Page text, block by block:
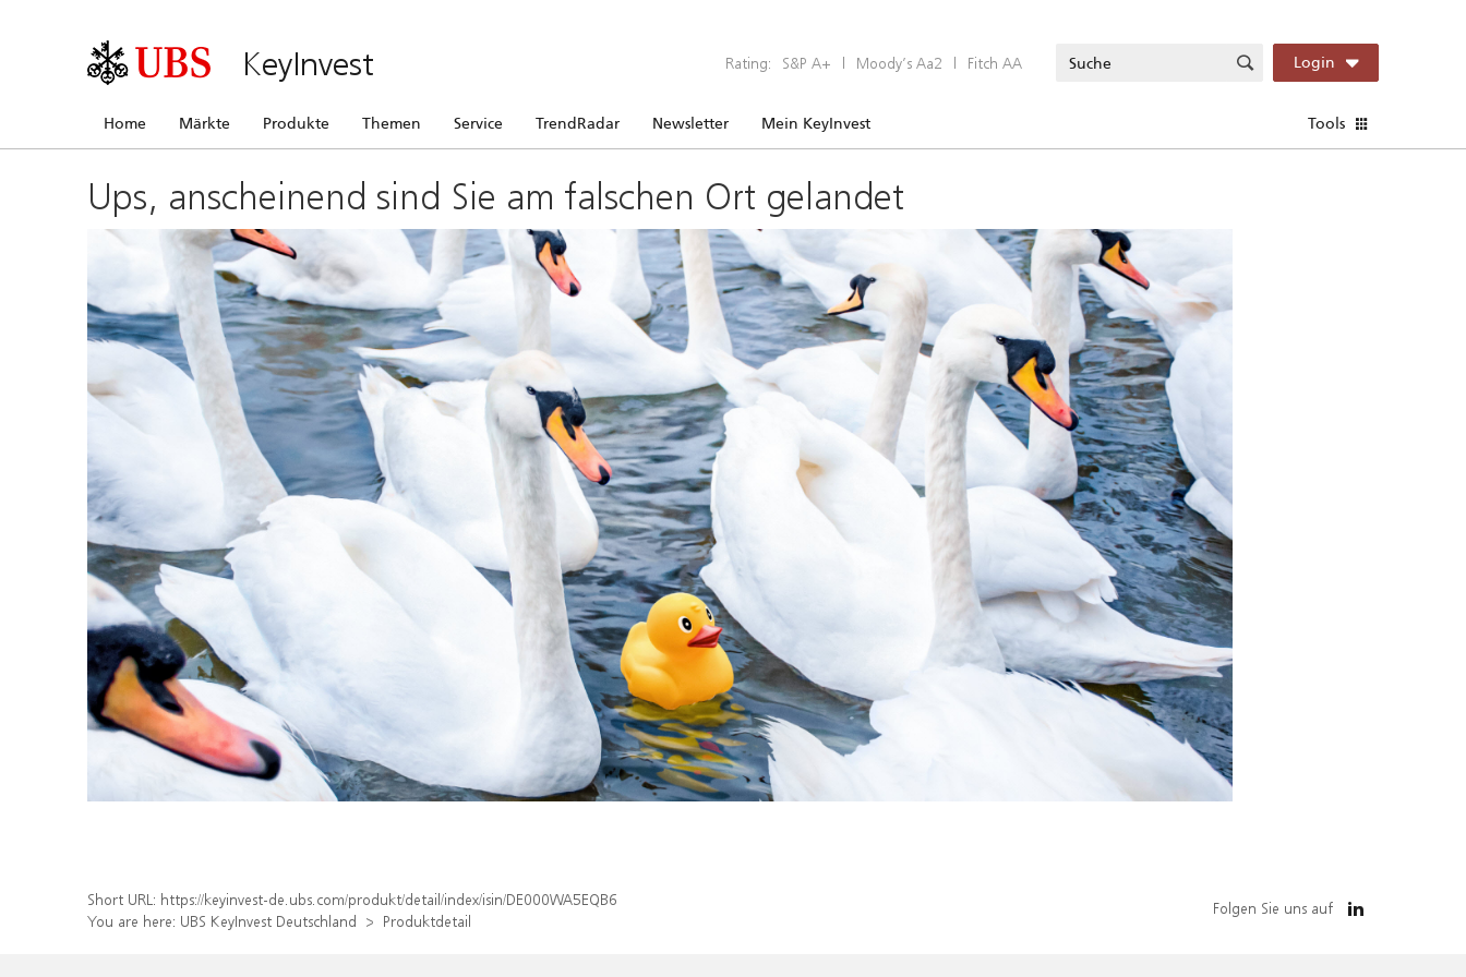
KeyInvest Rating: S&P A+ | Moody’s Aa2 | Fitch AA Login
Home Märkte Produkte Themen Service TrendRadar Newsletter Mein KeyInvest Tools
Ups, anscheinend sind Sie am falschen Ort gelandet
Short URL: https://keyinvest-de.ubs.com/produkt/detail/index/isin/DE000WA5EQB6
You are here: UBS KeyInvest Deutschland Produktdetail
Folgen Sie uns auf